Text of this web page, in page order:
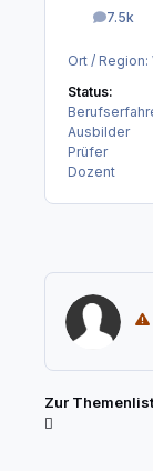
7.5k
Ort / Region:
Status:
Ausbilder
Prüfer
Dozent
Zur